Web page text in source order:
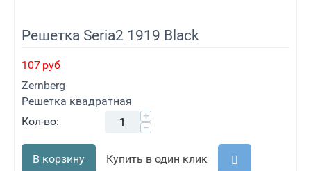
Решетка Seria2 1919 Black
107 руб
Zernberg
Решетка квадратная
Кол-во:
+
−
В корзину Купить в один клик